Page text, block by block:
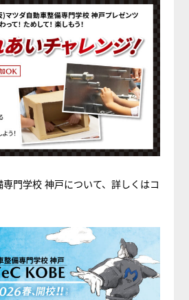
門学校 神戸について、詳しくはコ